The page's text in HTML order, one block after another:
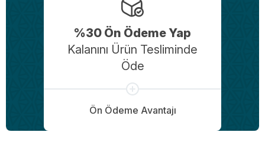
%30 Ön Ödeme Yap
Kalanını Ürün Tesliminde
Öde
Ön Ödeme Avantajı